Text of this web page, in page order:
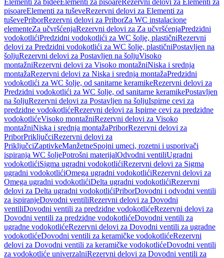
Elementi za bideeElementi za pisoareRezervni delovi za Elementi za
pisoareElementi za tuševeRezervni delovi za Elementi za
tuševePriborRezervni delovi za PriborZa WC instalacione
elementeZa učvršćenjaRezervni delovi za Za učvršćenjaPredzidni
vodokotlićiPredzidni vodokotlići za WC šolje, plastičniRezervni
delovi za Predzidni vodokotlići za WC šolje, plastičniPostavljen na
šoljuRezervni delovi za Postavljen na šoljuVisoko
montažniRezervni delovi za Visoko montažniNiska i srednja
montažaRezervni delovi za Niska i srednja montažaPredzidni
vodokotlići za WC šolje, od sanitarne keramikeRezervni delovi za
Predzidni vodokotlići za WC šolje, od sanitarne keramikePostavljen
na šoljuRezervni delovi za Postavljen na šoljuIspirne cevi za
predzidne vodokotlićeRezervni delovi za Ispirne cevi za predzidne
vodokotlićeVisoko montažniRezervni delovi za Visoko
montažniNiska i srednja montažaPriborRezervni delovi za
PriborPriključciRezervni delovi za
PriključciZaptivkeManžetneSpojni umeci, rozetni i usporivači
ispiranja WC šoljePotrošni materijalOdvodni ventiliUgradni
vodokotlićiSigma ugradni vodokotlićiRezervni delovi za Sigma
ugradni vodokotlićiOmega ugradni vodokotlićiRezervni delovi za
Omega ugradni vodokotlićiDelta ugradni vodokotlićiRezervni
delovi za Delta ugradni vodokotlićiPriborDovodni i odvodni ventili
za ispiranjeDovodni ventiliRezervni delovi za Dovodni
ventiliDovodni ventili za predzidne vodokotlićeRezervni delovi za
Dovodni ventili za predzidne vodokotlićeDovodni ventili za
ugradne vodokotlićeRezervni delovi za Dovodni ventili za ugradne
vodokotlićeDovodni ventili za keramičke vodokotlićeRezervni
delovi za Dovodni ventili za keramičke vodokotlićeDovodni ventili
za vodokotliće univerzalniRezervni delovi za Dovodni ventili za